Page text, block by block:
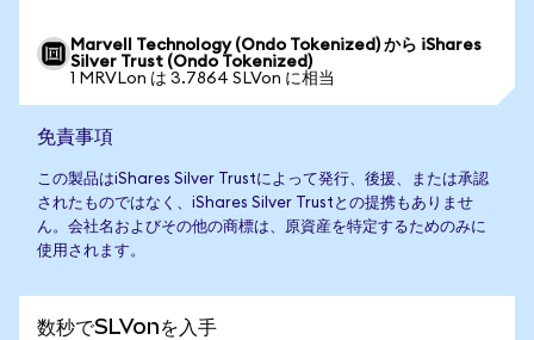
Marvell Technology (Ondo Tokenized) から iShares
Silver Trust (Ondo Tokenized)
1 MRVLon は 3.7864 SLVon に相当
免責事項
この製品はiShares Silver Trustによって発行、後援、または承認
されたものではなく、iShares Silver Trustとの提携もありませ
ん。会社名およびその他の商標は、原資産を特定するためのみに
使用されます。
数秒でSLVonを入手